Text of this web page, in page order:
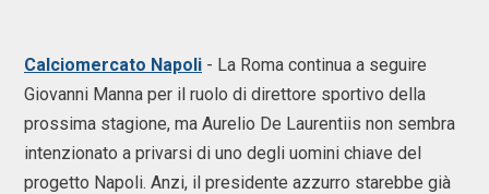
Calciomercato Napoli - La Roma continua a seguire
Giovanni Manna per il ruolo di direttore sportivo della
prossima stagione, ma Aurelio De Laurentiis non sembra
intenzionato a privarsi di uno degli uomini chiave del
progetto Napoli. Anzi, il presidente azzurro starebbe già